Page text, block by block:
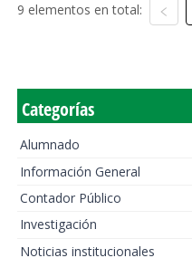
9 elementos en total:
Categorías
Alumnado
Información General
Contador Público
Investigación
Noticias institucionales